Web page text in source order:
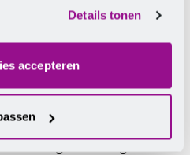
Details tonen
accepteren
betere
we door met jou en je
Samen staan we